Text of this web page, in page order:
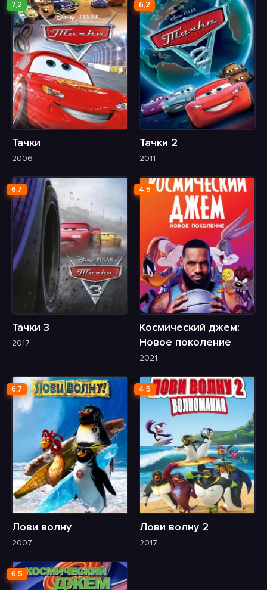
7,2
Тачки
2006
6,2
Тачки 2
2011
6,7
Тачки 3
2017
4,5
Космический джем:
Новое поколение
2021
6,7
Лови волну
2007
4,5
Лови волну 2
2017
6,5